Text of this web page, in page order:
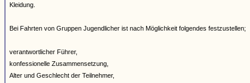
Kleidung.
Bei Fahrten von Gruppen Jugendlicher ist nach Möglichkeit folgendes festzustellen;
verantwortlicher Führer,
konfessionelle Zusammensetzung,
Alter und Geschlecht der Teilnehmer,